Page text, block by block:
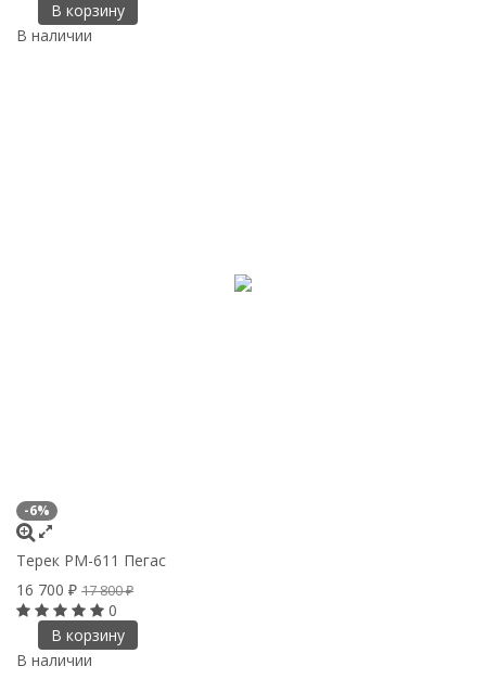
В корзину
В наличии
-6%
Терек РМ-611 Пегас
16 700 ₽ 17 800₽
0
В корзину
В наличии